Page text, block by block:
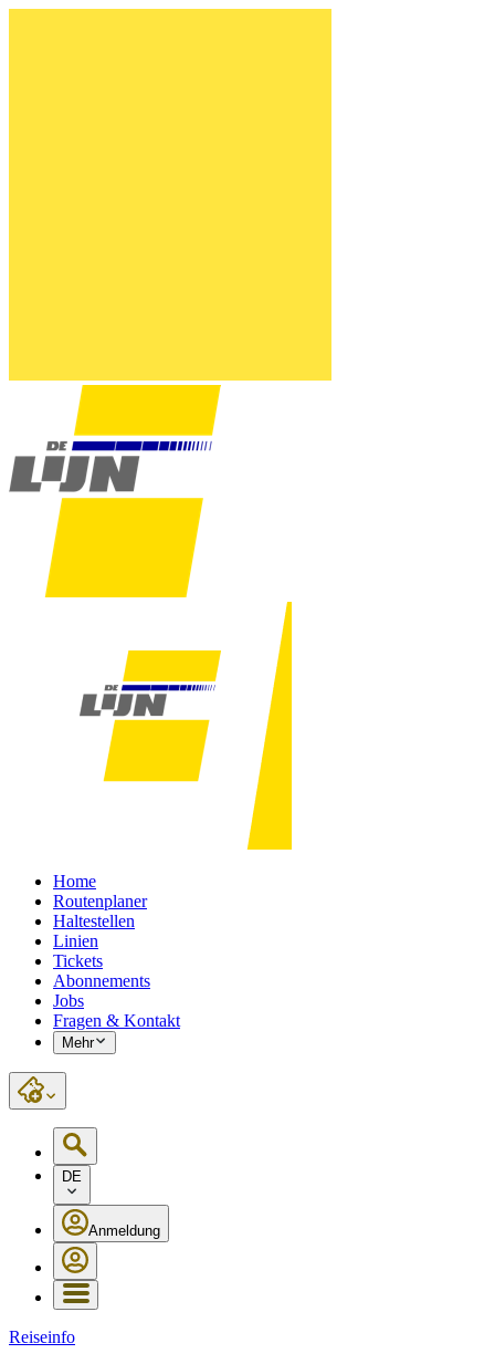
Home
Routenplaner
Haltestellen
Linien
Tickets
Abonnements
Jobs
Fragen & Kontakt
Mehr
DE
Anmeldung
Reiseinfo